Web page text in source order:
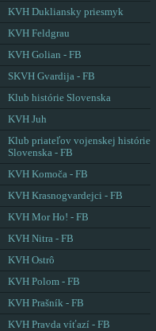
KVH Dukliansky priesmyk
KVH Feldgrau
KVH Golian - FB
SKVH Gvardija - FB
Klub histórie Slovenska
KVH Juh
Klub priateľov vojenskej histórie
Slovenska - FB
KVH Komoča - FB
KVH Krasnogvardejci - FB
KVH Mor Ho! - FB
KVH Nitra - FB
KVH Ostrô
KVH Polom - FB
KVH Prašník - FB
KVH Pravda víťazí - FB